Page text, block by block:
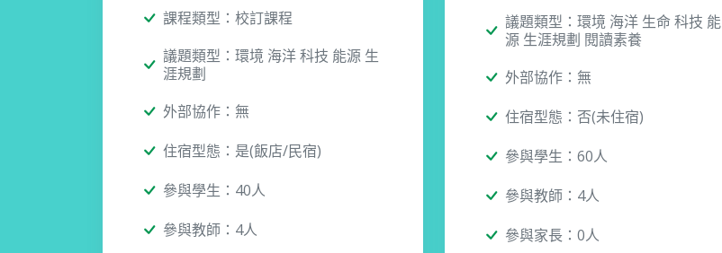
課程類型：校訂課程
議題類型：環境 海洋 科技 能源 生
涯規劃
外部協作：無
住宿型態：是(飯店/民宿)
參與學生：40人
參與教師：4人
議題類型：環境 海洋 生命 科技 能
源 生涯規劃 閱讀素養
外部協作：無
住宿型態：否(未住宿)
參與學生：60人
參與教師：4人
參與家長：0人